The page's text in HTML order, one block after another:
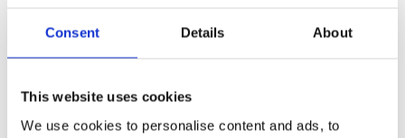
Consent Details About
This website uses cookies
We use cookies to personalise content and ads, to
Installationsraum ein, und das Schrank kann mit einem
Schlüssel nach oben bewegt werden, wodurch die
mehr Platz öffnen,